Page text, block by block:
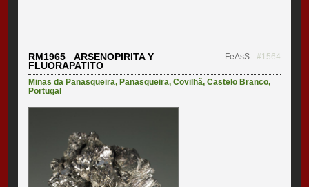
RM1965 ARSENOPIRITA Y
FLUORAPATITO
FeAsS #1564
Minas da Panasqueira, Panasqueira,Covilhã,Castelo Branco,
Portugal